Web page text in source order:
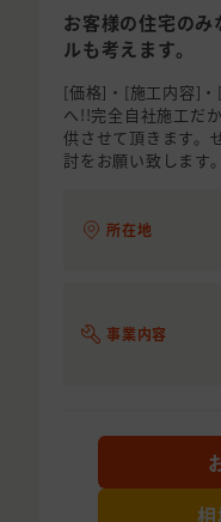
お客様の住宅のみ
ルも考えます。
[価格]・[施工内容]
へ!!完全自社施工だ
供させて頂きます。
討をお願い致します。
所在地
事業内容